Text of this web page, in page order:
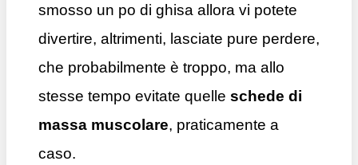
smosso un po di ghisa allora vi potete
divertire, altrimenti, lasciate pure perdere,
che probabilmente è troppo, ma allo
stesse tempo evitate quelle schede di
massa muscolare, praticamente a
caso.